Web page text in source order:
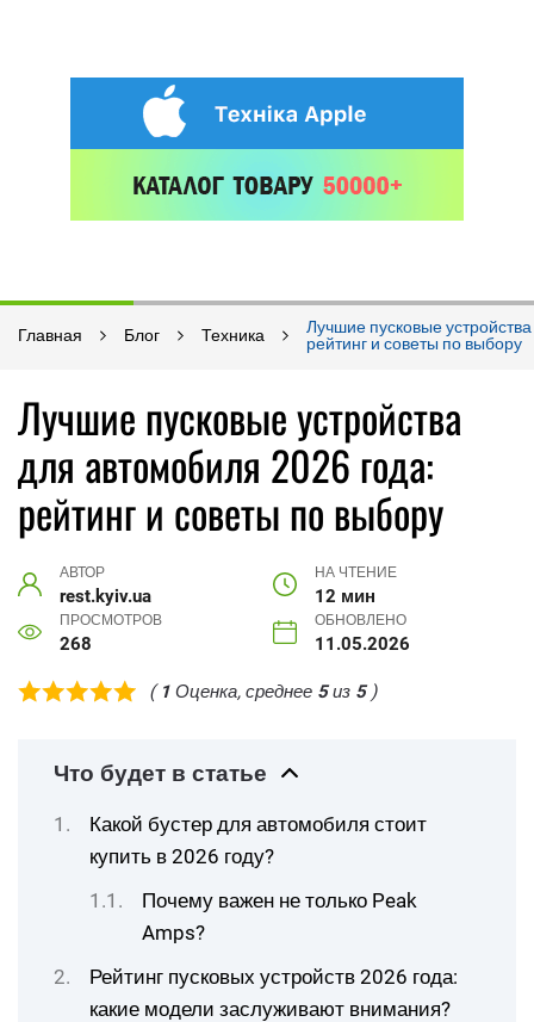
Главная Блог Техника
Лучшие пусковые
рейтинг и советы по выбору
Лучшие пусковые устройства
для автомобиля 2026 года:
рейтинг и советы по выбору
АВТОР
rest.kyiv.ua
НА ЧТЕНИЕ
12 мин
ПРОСМОТРОВ
268
ОБНОВЛЕНО
11.05.2026
( 1 Оценка, среднее 5из 5)
Что будет в статье
Какой бустер для автомобиля стоит
купить в 2026 году?
Почему важен не только Peak
Amps?
Рейтинг пусковых устройств 2026 года:
какие модели заслуживают внимания?